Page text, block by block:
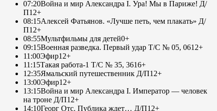
07:20Война и мир Александра I. Ура! Мы в Париже! Д/
П12+
08:15Алексей Фатьянов. «Лучше петь, чем плакать» Д/
П12+
08:55Мультфильмы для детей0+
09:15Военная разведка. Первый удар Т/С № 05, 0612+
11:00Эфир12+
11:15Такая работа-1 Т/С № 35, 3616+
12:35Ямальский путешественник Д/П12+
13:00Эфир12+
13:15Война и мир Александра I. Император — человек
на троне Д/П12+
14:10Георг Отс. Публика ждет… Д/П12+